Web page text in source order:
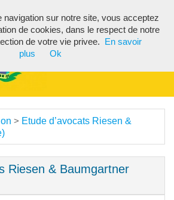
> Etude d’avocats Riesen &
Riesen & Baumgartner
navigation sur notre site, vous acceptez
de cookies, dans le respect de notre
de votre vie privee.
En savoir
plus
Ok